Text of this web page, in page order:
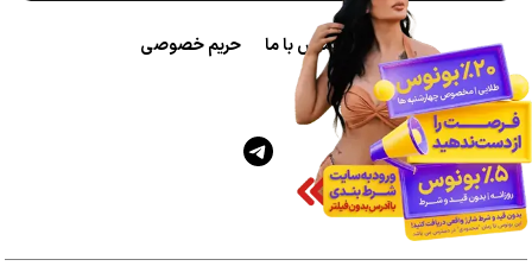
درباره ما تماس با ما حریم خصوصی